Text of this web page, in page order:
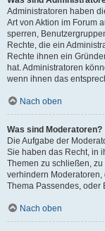
Administratoren haben
Art von Aktion im Forum
sperren,
Rechte, die ein
Rechte ihnen ein
hat. Administratoren
wenn ihnen das
Nach oben
Was sind Moderatoren?
Die Aufgabe der
Sie haben das Recht, in
Themen zu schließen,
verhindern Moderatoren,
Thema Passendes, oder
Nach oben